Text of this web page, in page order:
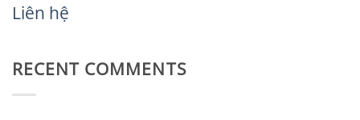
Liên hệ
RECENT COMMENTS